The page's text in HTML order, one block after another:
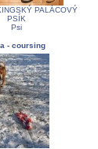
PALÁCOVÝ
PSÍK
Psi
- coursing